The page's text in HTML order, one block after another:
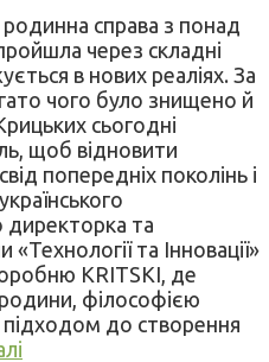
справа з понад
через складні
в нових реаліях. За
чого було знищено й
сьогодні
щоб відновити
попередніх поколінь і
та
та Інновації»
KRITSKI, де
філософією
до створення